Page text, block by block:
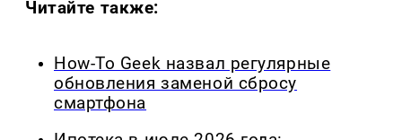
Читайте также:
How-To Geek назвал регулярные
обновления заменой сбросу
смартфона